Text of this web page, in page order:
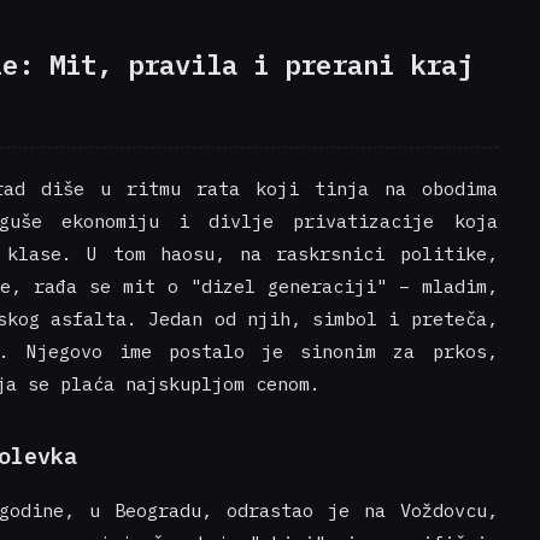
Mit, pravila i prerani kraj
diše u ritmu rata koji tinja na obodima
ekonomiju i divlje privatizacije koja
U tom haosu, na raskrsnici politike,
rađa se mit o "dizel generaciji" – mladim,
asfalta. Jedan od njih, simbol i preteča,
Njegovo ime postalo je sinonim za prkos,
plaća najskupljom cenom.
u Beogradu, odrastao je na Voždovcu,